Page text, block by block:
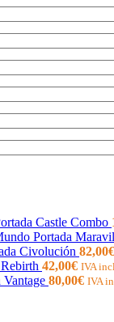
Castle Combo
Civolución 82,00€
Rebirth 42,00€ IVA
Vantage 80,00€ IVA